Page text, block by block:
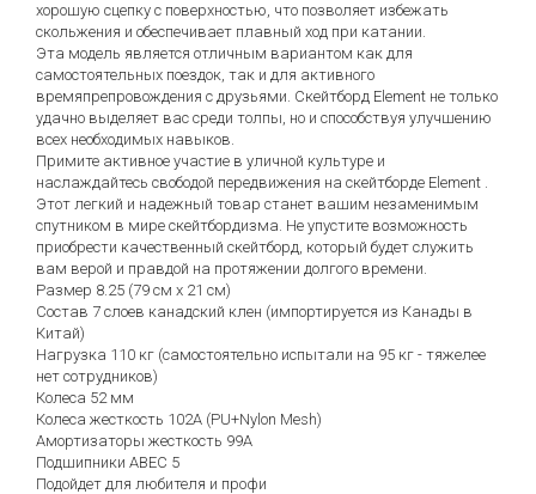
хорошую сцепку с поверхностью, что позволяет избежать
скольжения и обеспечивает плавный ход при катании.
Эта модель является отличным вариантом как для
самостоятельных поездок, так и для активного
времяпрепровождения с друзьями. Скейтборд Element не только
удачно выделяет вас среди толпы, но и способствуя улучшению
всех необходимых навыков.
Примите активное участие в уличной культуре и
наслаждайтесь свободой передвижения на скейтборде Element .
Этот легкий и надежный товар станет вашим незаменимым
спутником в мире скейтбордизма. Не упустите возможность
приобрести качественный скейтборд, который будет служить
вам верой и правдой на протяжении долгого времени.
Размер 8.25 (79 см х 21 см)
Состав 7 слоев канадский клен (импортируется из Канады в
Китай)
Нагрузка 110 кг (самостоятельно испытали на 95 кг - тяжелее
нет сотрудников)
Колеса 52 мм
Колеса жесткость 102А (PU+Nylon Mesh)
Амортизаторы жесткость 99А
Подшипники ABEC 5
Подойдет для любителя и профи